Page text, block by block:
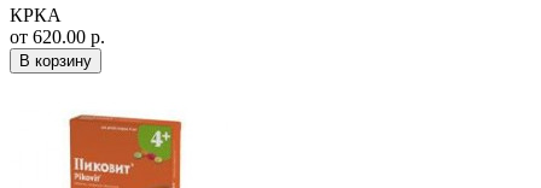
КРКА
от 620.00 р.
В корзину